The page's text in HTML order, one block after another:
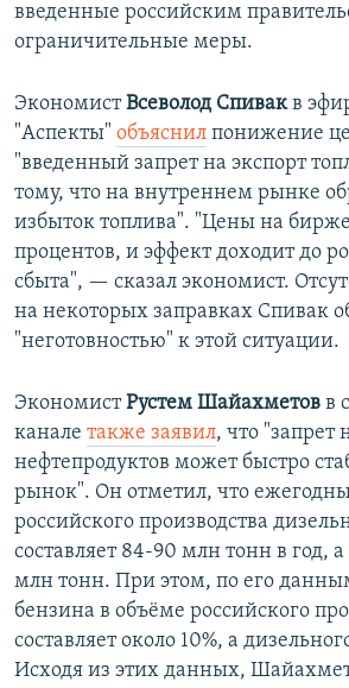
введенные российским
ограничительные меры.
ЭкономистВсеволод Спивакв
"Аспекты" объяснил понижение
"введенный запрет на экспорт
тому, что на внутреннем рынке
избыток топлива". "Цены на
процентов, и эффект доходит до
сбыта", — сказал экономист.
на некоторых заправках Спивак
"неготовностью" к этой ситуации.
ЭкономистРустем Шайахметов в
канале также заявил, что "запрет
нефтепродуктов может быстро
рынок". Он отметил, что
российского производства
составляет 84-90 млн тонн в год,
млн тонн. При этом, по его
бензина в объёме российского
составляет около 10%, а
Исходя из этих данных,